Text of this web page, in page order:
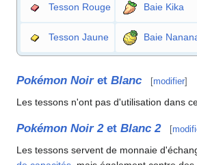
Tesson Rouge Baie Kika
Tesson Jaune Baie
Pokémon Noiret Blanc [modifier]
Les tessons n'ont pas d'utilisation dans
Pokémon Noir 2et Blanc 2 [
Les tessons servent de monnaie